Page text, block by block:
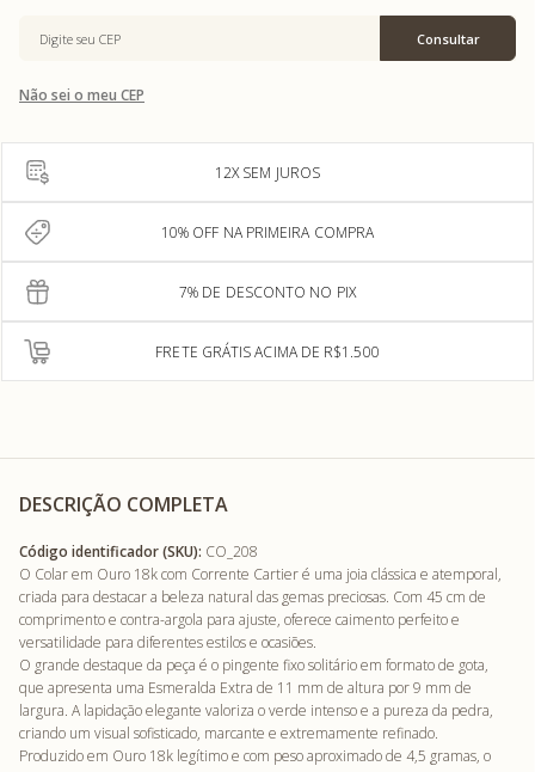
Não sei o meu CEP
12X SEM JUROS
10% OFF NA PRIMEIRA COMPRA
7% DE DESCONTO NO PIX
FRETE GRÁTIS ACIMA DE R$1.500
DESCRIÇÃO COMPLETA
Código identificador (SKU): CO_208
O Colar em Ouro 18k com Corrente Cartier é uma joia clássica e atemporal,
criada para destacar a beleza natural das gemas preciosas. Com 45 cm de
comprimento e contra-argola para ajuste, oferece caimento perfeito e
versatilidade para diferentes estilos e ocasiões.
O grande destaque da peça é o pingente fixo solitário em formato de gota,
que apresenta uma Esmeralda Extra de 11 mm de altura por 9 mm de
largura. A lapidação elegante valoriza o verde intenso e a pureza da pedra,
criando um visual sofisticado, marcante e extremamente refinado.
Produzido em Ouro 18k legítimo e com peso aproximado de 4,5 gramas, o